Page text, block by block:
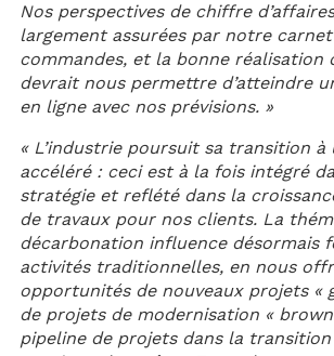
Nos perspectives de chiffre
largement assurées par notre
commandes, et la bonne réalisation
devrait nous permettre d’atteindre
en ligne avec nos prévisions. »
« L’industrie poursuit sa transition à
accéléré : ceci est à la fois intégré
stratégie et reflété dans la
de travaux pour nos clients. La
décarbonation influence désormais
activités traditionnelles, en nous
opportunités de nouveaux projets «
de projets de modernisation «
pipeline de projets dans la